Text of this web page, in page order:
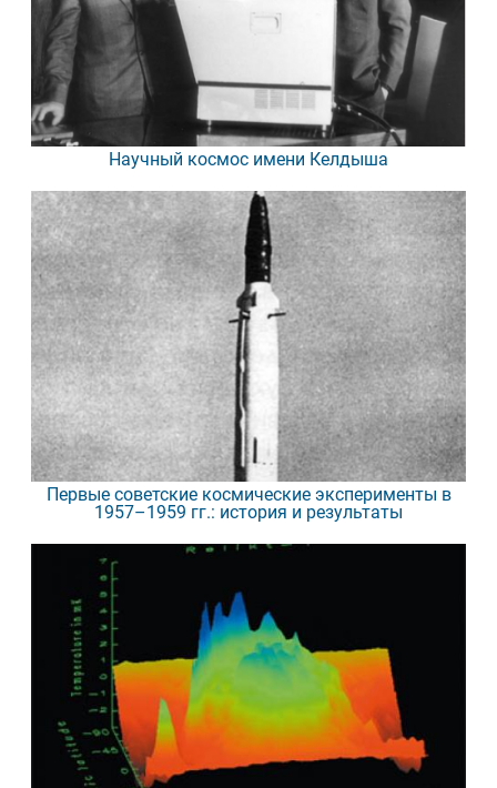
Научный космос имени Келдыша
Первые советские космические эксперименты в
1957–1959 гг.: история и результаты